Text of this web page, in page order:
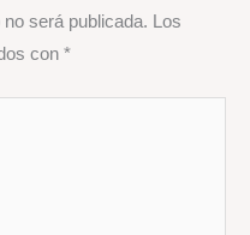
será publicada.
Los
con *